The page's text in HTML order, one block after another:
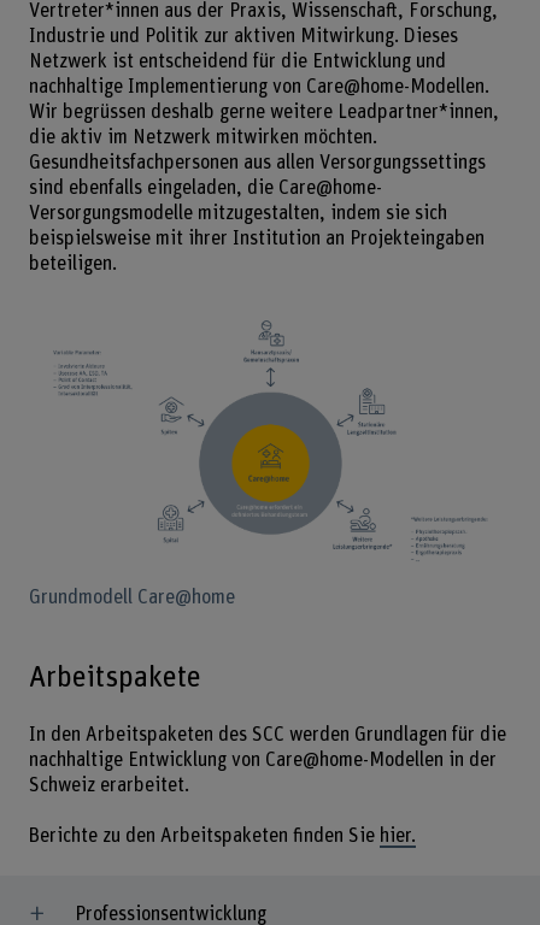
Vertreter*innen aus der Praxis, Wissenschaft, Forschung,
Industrie und Politik zur aktiven Mitwirkung. Dieses
Netzwerk ist entscheidend für die Entwicklung und
nachhaltige Implementierung von Care@home-Modellen.
Wir begrüssen deshalb gerne weitere Leadpartner*innen,
die aktiv im Netzwerk mitwirken möchten.
Gesundheitsfachpersonen aus allen Versorgungssettings
sind ebenfalls eingeladen, die Care@home-
Versorgungsmodelle mitzugestalten, indem sie sich
beispielsweise mit ihrer Institution an Projekteingaben
beteiligen.
Grundmodell Care@home
Arbeitspakete
In den Arbeitspaketen des SCC werden Grundlagen für die
nachhaltige Entwicklung von Care@home-Modellen in der
Schweiz erarbeitet.
Berichte zu den Arbeitspaketen finden Sie hier.
Professionsentwicklung